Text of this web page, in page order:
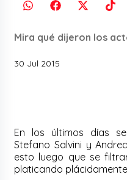
Mira qué dijeron los
30 Jul 2015
En los últimos días
Stefano Salvini y
esto luego que se
platicando